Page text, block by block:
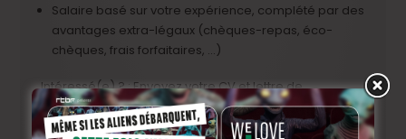
Salaire basé sur votre expérience, complété par des
avantages extra-légaux (chèques-repas, éco-
chèques, frais forfaitaires, …)
Intéressé(e) ? : Envoyez votre CV et lettre de
motivation à jobs@scopepictures.com